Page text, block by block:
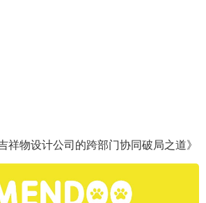
祥物设计公司的跨部门协同破局之道》